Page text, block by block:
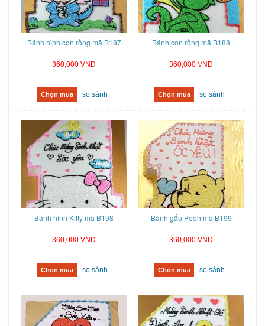
Bánh hình con rồng mã B187
360,000 VND
Chọn mua so sánh
Bánh con rồng mã B188
360,000 VND
Chọn mua so sánh
Bánh hình Kitty mã B198
360,000 VND
Chọn mua so sánh
Bánh gấu Pooh mã B199
360,000 VND
Chọn mua so sánh